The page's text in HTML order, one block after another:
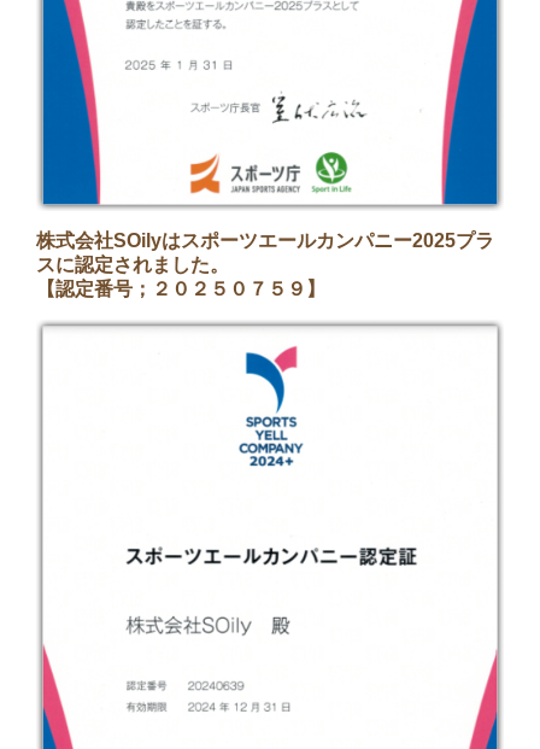
株式会社SOilyはスポーツエールカンパニー2025プラ
スに認定されました。
【認定番号；２０２５０７５９】